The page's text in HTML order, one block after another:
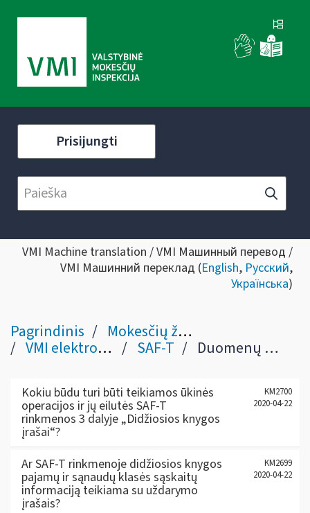
Prisijungti
VMI Machine translation / VMI Машинный перевод /
VMI Машинний переклад (English, Русский,
Українська)
Pagrindinis Mokesčių žinynas
VMI elektroninės sistemos SAF-T Duomenų Didžiosios knygos įrašuose pildymas
Kokiu būdu turi būti teikiamos ūkinės
operacijos ir jų eilutės SAF-T
rinkmenos 3 dalyje „Didžiosios knygos
įrašai“?
KM2700
2020-04-22
Ar SAF-T rinkmenoje didžiosios knygos
pajamų ir sąnaudų klasės sąskaitų
informaciją teikiama su uždarymo
įrašais?
KM2699
2020-04-22